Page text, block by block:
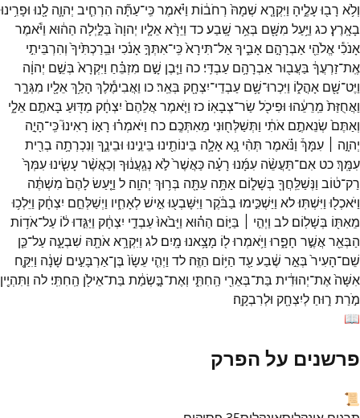
וְלֹ֥א רָב֖וּעָלֶ֑יהָ וַיִּקְרָ֤א שְׁמָהּ֙ רְחֹב֔וֹת וַיֹּ֗אמֶרכִּֽי־עַתָּ֞ה הִרְחִ֧יב יְהוָ֛ה לָ֖נוּ וּפָרִ֥ינוּ
בָאָֽרֶץ׃כג וַיַּ֥עַל מִשָּׁ֖ם בְּאֵ֥ר שָֽׁבַע׃כד וַיֵּרָ֨אאֵלָ֤יו יְהוָה֙ בַּלַּ֣יְלָה הַה֔וּא וַיֹּ֕אמֶר
אָנֹכִ֕י אֱלֹהֵ֖י אַבְרָהָ֣ם אָבִ֑יךָאַל־תִּירָא֙כִּֽי־אִתְּךָ֣אָנֹ֔כִי וּבֵֽרַכְתִּ֙יךָ֙ וְהִרְבֵּיתִ֣י
אֶֽת־זַרְעֲךָ֔ בַּעֲב֖וּראַבְרָהָ֥ם עַבְדִּֽי׃ כה וַיִּ֧בֶן שָׁ֣ם מִזְבֵּ֗חַ וַיִּקְרָא֙ בְּשֵׁ֣ם יְהוָ֔ה
וַיֶּט־שָׁ֖ם אָהֳל֑וֹ וַיִּכְרוּ־שָׁ֥ם עַבְדֵי־יִצְחָ֖ק בְּאֵֽר׃כו וַאֲבִימֶ֕לֶךְ הָלַ֥ךְאֵלָ֖יו מִגְּרָ֑ר
וַאֲחֻזַּת֙ מֵֽרֵעֵ֔הוּ וּפִיכֹ֖ל שַׂר־צְבָאֽוֹ׃ כז וַיֹּ֤אמֶראֲלֵהֶם֙ יִצְחָ֔ק מַדּ֖וּעַ בָּאתֶ֣ם אֵלָ֑י
וְאַתֶּם֙ שְׂנֵאתֶ֣ם אֹתִ֔י וַתְּשַׁלְּח֖וּנִי מֵאִתְּכֶֽם׃ כח וַיֹּאמְר֗וּ רָא֣וֹ רָאִינוּ֮כִּֽי־הָיָ֣ה
יְהוָ֣ה ׀
עִמָּךְ֒ וַנֹּ֗אמֶר תְּהִ֨י נָ֥אאָלָ֛ה בֵּינוֹתֵ֖ינוּ בֵּינֵ֣ינוּ וּבֵינֶ֑ךָ וְנִכְרְתָ֥ה בְרִ֖ית
עִמָּֽךְ׃כט אִם־תַּעֲשֵׂ֨ה עִמָּ֜נוּ רָעָ֗ה כַּאֲשֶׁר֙לֹ֣א נְגַֽעֲנ֔וּךָ וְכַאֲשֶׁ֨רעָשִׂ֤ינוּעִמְּךָ֙
רַק־ט֔וֹב וַנְּשַׁלֵּֽחֲךָ֖ בְּשָׁל֑וֹם אַתָּ֥ה עַתָּ֖ה בְּר֥וּךְ יְהוָֽה׃ ל וַיַּ֤עַשׂלָהֶם֙ מִשְׁתֶּ֔ה
וַיֹּאכְל֖וּ וַיִּשְׁתּֽוּ׃לא וַיַּשְׁכִּ֣ימוּ בַבֹּ֔קֶר וַיִּשָּׁבְע֖וּאִ֣ישׁלְאָחִ֑יו וַיְשַׁלְּחֵ֣ם יִצְחָ֔ק וַיֵּלְכ֥וּ
מֵאִתּ֖וֹ בְּשָׁלֽוֹם׃ לב וַיְהִ֣י ׀ בַּיּ֣וֹם הַה֗וּא וַיָּבֹ֙אוּ֙עַבְדֵ֣י יִצְחָ֔ק וַיַּגִּ֣דוּל֔וֹ עַל־אֹד֥וֹת
הַבְּאֵ֖ראֲשֶׁ֣ר חָפָ֑רוּ וַיֹּ֥אמְרוּל֖וֹ מָצָ֥אנוּ מָֽיִם׃ לג וַיִּקְרָ֥אאֹתָ֖הּ שִׁבְעָ֑ה עַל־כֵּ֤ן
שֵׁם־הָעִיר֙ בְּאֵ֣ר שֶׁ֔בַעעַ֖ד הַיּ֥וֹם הַזֶּֽה׃ לד וַיְהִ֤י עֵשָׂו֙ בֶּן־אַרְבָּעִ֣ים שָׁנָ֔ה וַיִּקַּ֤ח
אִשָּׁה֙אֶת־יְהוּדִ֔ית בַּת־בְּאֵרִ֖י הַֽחִתִּ֑י וְאֶת־בָּ֣שְׂמַ֔ת בַּת־אֵילֹ֖ן הַֽחִתִּֽי׃ לה וַתִּהְיֶ֖יןָ
מֹ֣רַת ר֑וּחַ לְיִצְחָ֖ק וּלְרִבְקָֽה׃
📖
פרשנים על הפרק
📜